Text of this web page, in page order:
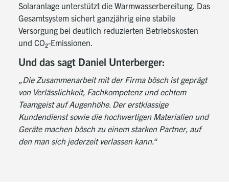
Solaranlage unterstützt die Warmwasserbereitung. Das
Gesamtsystem sichert ganzjährig eine stabile
Versorgung bei deutlich reduzierten Betriebskosten
und CO₂-Emissionen.
Und das sagt Daniel Unterberger:
„Die Zusammenarbeit mit der Firma bösch ist geprägt
von Verlässlichkeit, Fachkompetenz und echtem
Teamgeist auf Augenhöhe. Der erstklassige
Kundendienst sowie die hochwertigen Materialien und
Geräte machen bösch zu einem starken Partner, auf
den man sich jederzeit verlassen kann.“